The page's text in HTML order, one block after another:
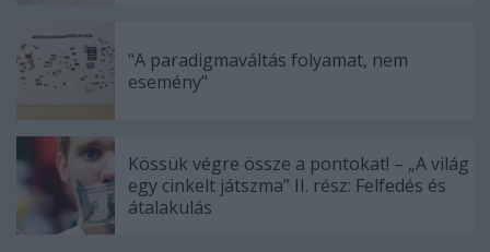
"A paradigmaváltás folyamat, nem
esemény"
Kössük végre össze a pontokat! – „A világ
egy cinkelt játszma” II. rész: Felfedés és
átalakulás